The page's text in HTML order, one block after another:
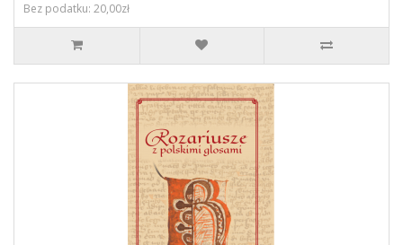
Bez podatku: 20,00zł